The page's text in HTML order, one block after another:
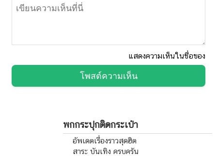
แสดงความเห็นในชื่อของ
โพสต์ความเห็น
พกกระปุกติดกระเป๋า
อัพเดตเรื่องราวสุดฮิต
สาระ บันเทิง ครบครัน